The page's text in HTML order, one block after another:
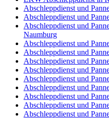
Abschleppdienst und
Abschleppdienst und
Abschleppdienst und
Naumburg
Abschleppdienst und
Abschleppdienst und
Abschleppdienst und
Abschleppdienst und
Abschleppdienst und
Abschleppdienst und
Abschleppdienst und
Abschleppdienst und
Abschleppdienst und